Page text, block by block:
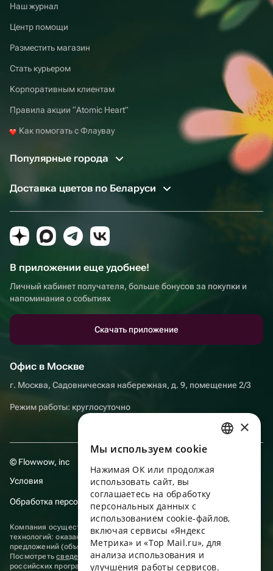
Наш журнал
Центр помощи
Разместить магазин
Стать курьером
Корпоративным клиентам
Правила акции “Atomic Heart”
Как помогать с Флаувау
Популярные города
Доставка цветов по Беларуси
В приложении еще удобнее!
Личный кабинет получателя, больше бонусов за покупки и
напоминания о событиях
Скачать приложение
Офис в Москве
г. Москва, Садовническая набережная, д. 9, помещение 2/3
Режим работы: круглосуточно
© Flowwow, inc
Условия
Обработка персональных данных
Компания осуществляет деятельность в области информационных
технологий: оказание услуг в сети “Интернет” по размещению
предложений (объявлений) продавцов о реализации товаров.
Посмотретьсведения о программах, включенных в реестр
российских программ для электронных вычислительных машин и
ENGLISH
UKRAINIAN
PORTUGUESE
×
Мы используем сookie
Нажимая ОК или продолжая
использовать сайт, вы
соглашаетесь на обработку
персональных данных с
использованием cookie-файлов,
включая сервисы «Яндекс
Метрика» и «Top Mail.ru», для
анализа использования и
улучшения работы сервисов.